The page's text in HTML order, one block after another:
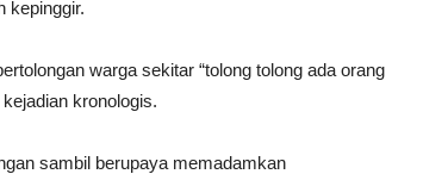
kepinggir.
warga sekitar “tolong tolong ada orang
kronologis.
sambil berupaya memadamkan